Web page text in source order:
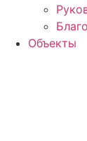
Объекты